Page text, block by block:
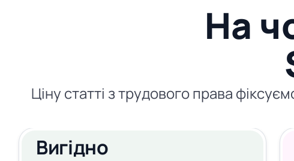
На
Ціну статті з трудового права
Вигідно